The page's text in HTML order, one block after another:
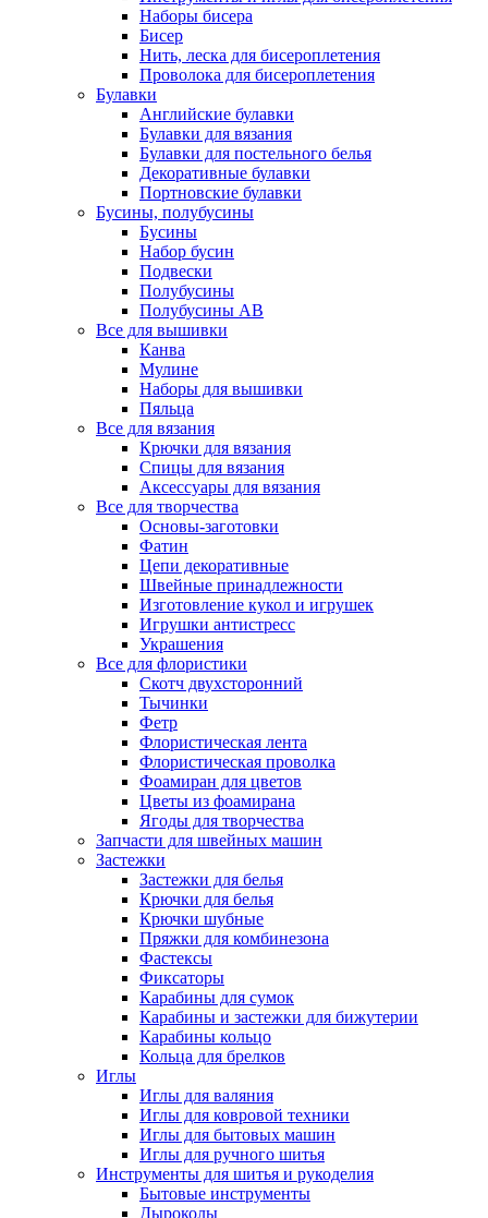
Наборы бисера
Бисер
Нить, леска для бисероплетения
Проволока для бисероплетения
Булавки
Английские булавки
Булавки для вязания
Булавки для постельного белья
Декоративные булавки
Портновские булавки
Бусины, полубусины
Бусины
Набор бусин
Подвески
Полубусины
Полубусины AB
Все для вышивки
Канва
Мулине
Наборы для вышивки
Пяльца
Все для вязания
Крючки для вязания
Спицы для вязания
Аксессуары для вязания
Все для творчества
Основы-заготовки
Фатин
Цепи декоративные
Швейные принадлежности
Изготовление кукол и игрушек
Игрушки антистресс
Украшения
Все для флористики
Скотч двухсторонний
Тычинки
Фетр
Флористическая лента
Флористическая проволка
Фоамиран для цветов
Цветы из фоамирана
Ягоды для творчества
Запчасти для швейных машин
Застежки
Застежки для белья
Крючки для белья
Крючки шубные
Пряжки для комбинезона
Фастексы
Фиксаторы
Карабины для сумок
Карабины и застежки для бижутерии
Карабины кольцо
Кольца для брелков
Иглы
Иглы для валяния
Иглы для ковровой техники
Иглы для бытовых машин
Иглы для ручного шитья
Инструменты для шитья и рукоделия
Бытовые инструменты
Дыроколы